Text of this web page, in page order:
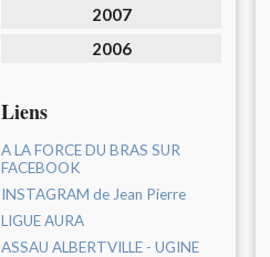
2007
2006
Liens
A LA FORCE DU BRAS SUR
FACEBOOK
INSTAGRAM de Jean Pierre
LIGUE AURA
ASSAU ALBERTVILLE - UGINE